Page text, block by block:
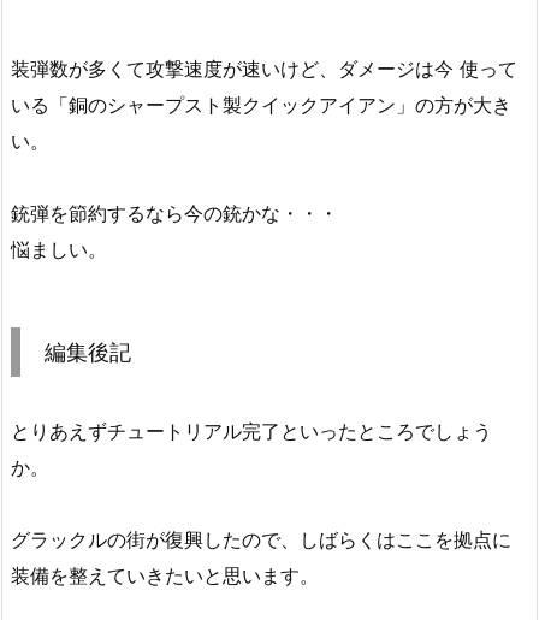
装弾数が多くて攻撃速度が速いけど、ダメージは今 使って
いる「銅のシャープスト製クイックアイアン」の方が大き
い。
銃弾を節約するなら今の銃かな・・・
悩ましい。
編集後記
とりあえずチュートリアル完了といったところでしょう
か。
グラックルの街が復興したので、しばらくはここを拠点に
装備を整えていきたいと思います。